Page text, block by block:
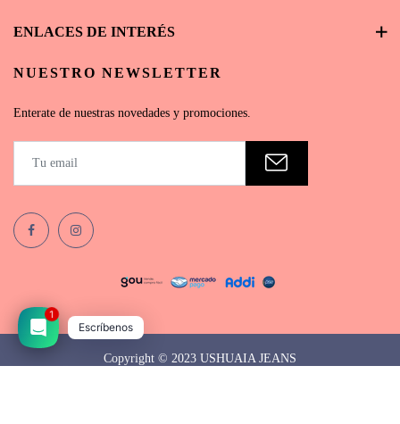
ENLACES DE INTERÉS
NUESTRO NEWSLETTER
Enterate de nuestras novedades y promociones.
Copyright © 2023 USHUAIA JEANS
Escríbenos
1